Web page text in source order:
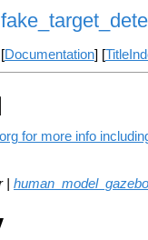
[Documentation] [
for more info
| human_model_gazebo